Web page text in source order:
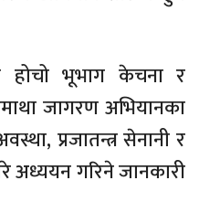
होचो भूभाग केचना र
जागरण अभियानका
प्रजातन्त्र सेनानी र
अध्ययन गरिने जानकारी